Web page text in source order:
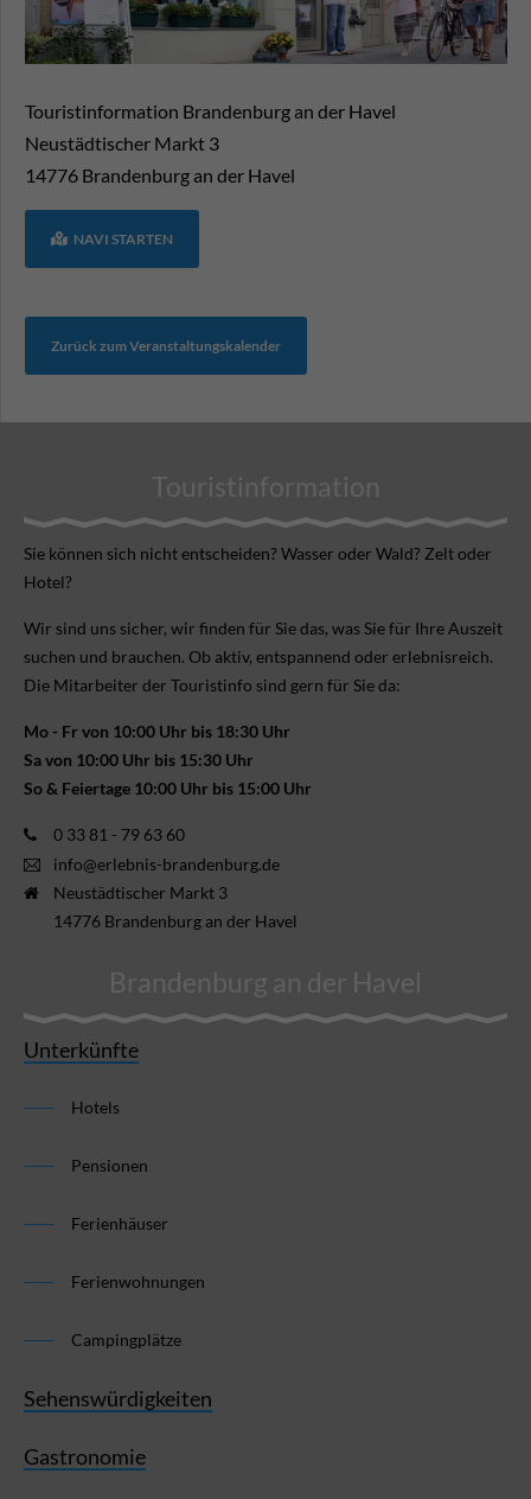
Touristinformation Brandenburg an der Havel
Neustädtischer Markt 3
14776 Brandenburg an der Havel
NAVI STARTEN
Zurück zum Veranstaltungskalender
Touristinformation
Sie können sich nicht ent­scheiden? Wasser oder Wald? Zelt oder
Hotel?
Wir sind uns sicher, wir finden für Sie das, was Sie für Ihre Aus­zeit
suchen und brauchen. Ob aktiv, ent­spannend oder erlebnis­reich.
Die Mitarbeiter der Touristinfo sind gern für Sie da:
Mo - Fr von 10:00 Uhr bis 18:30 Uhr
Sa von 10:00 Uhr bis 15:30 Uhr
So & Feiertage 10:00 Uhr bis 15:00 Uhr
0 33 81 - 79 63 60
info@erlebnis-brandenburg.de
Neustädtischer Markt 3
14776 Brandenburg an der Havel
Brandenburg an der Havel
Unterkünfte
Hotels
Pensionen
Ferienhäuser
Ferienwohnungen
Campingplätze
Sehenswürdigkeiten
Gastronomie